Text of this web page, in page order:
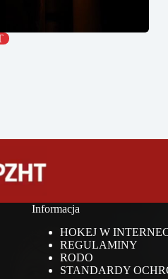
Informacja
HOKEJ W
REGULAMINY
RODO
STANDARDY